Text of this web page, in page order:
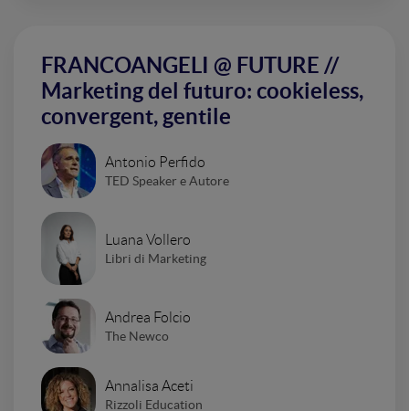
FRANCOANGELI @ FUTURE //
Marketing del futuro: cookieless,
convergent, gentile
Antonio Perfido
TED Speaker e Autore
Luana Vollero
Libri di Marketing
Andrea Folcio
The Newco
Annalisa Aceti
Rizzoli Education